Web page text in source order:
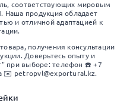
соответствующих мировым
Наша продукция обладает
и отличной адаптацией к
получения консультации
Доверьтесь опыту и
при выборе: телефон ☎️ +7
✉️ petropvl@exportural.kz.